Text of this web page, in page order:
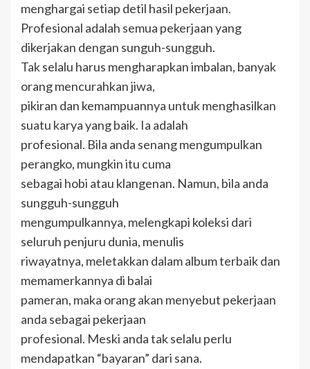
menghargai setiap detil hasil pekerjaan.
Profesional adalah semua pekerjaan yang
dikerjakan dengan sunguh-sungguh.
Tak selalu harus mengharapkan imbalan, banyak
orang mencurahkan jiwa,
pikiran dan kemampuannya untuk menghasilkan
suatu karya yang baik. Ia adalah
profesional. Bila anda senang mengumpulkan
perangko, mungkin itu cuma
sebagai hobi atau klangenan. Namun, bila anda
sungguh-sungguh
mengumpulkannya, melengkapi koleksi dari
seluruh penjuru dunia, menulis
riwayatnya, meletakkan dalam album terbaik dan
memamerkannya di balai
pameran, maka orang akan menyebut pekerjaan
anda sebagai pekerjaan
profesional. Meski anda tak selalu perlu
mendapatkan “bayaran” dari sana.